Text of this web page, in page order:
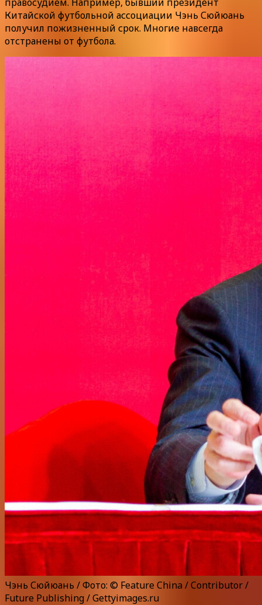
Китайской футбольной ассоциации Чэнь Сюйюань
получил пожизненный срок. Многие навсегда
отстранены от футбола.
Чэнь Сюйюань / Фото: © Feature China / Contributor /
Future Publishing / Gettyimages.ru